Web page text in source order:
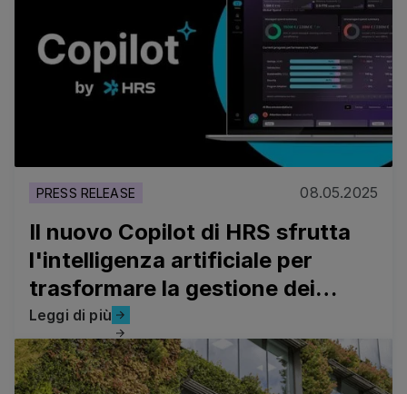
PRESS RELEASE 08.05.2025
Il nuovo Copilot di HRS sfrutta
l'intelligenza artificiale per
trasformare la gestione dei
viaggiLeggi di più
Leggi di più
La nuova piattaforma Green Stay di HRS sfrutta